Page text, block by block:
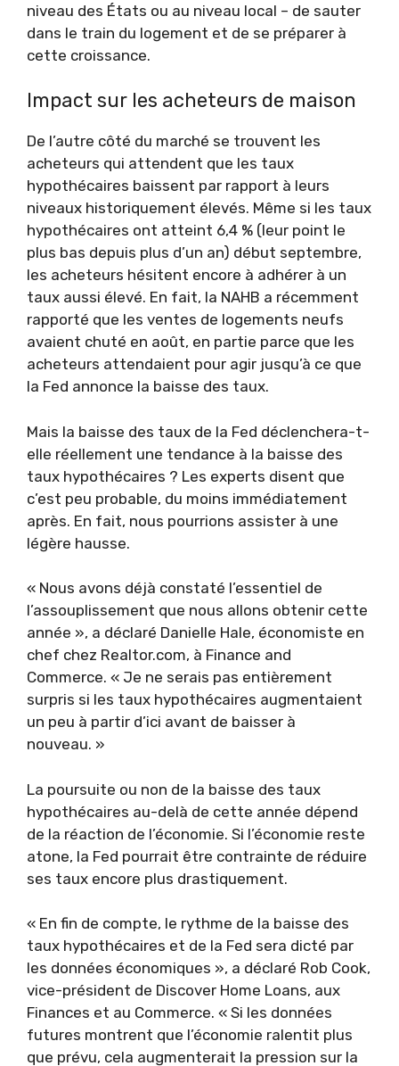
niveau des États ou au niveau local – de sauter
dans le train du logement et de se préparer à
cette croissance.
Impact sur les acheteurs de maison
De l’autre côté du marché se trouvent les
acheteurs qui attendent que les taux
hypothécaires baissent par rapport à leurs
niveaux historiquement élevés. Même si les taux
hypothécaires ont atteint 6,4 % (leur point le
plus bas depuis plus d’un an) début septembre,
les acheteurs hésitent encore à adhérer à un
taux aussi élevé. En fait, la NAHB a récemment
rapporté que les ventes de logements neufs
avaient chuté en août, en partie parce que les
acheteurs attendaient pour agir jusqu’à ce que
la Fed annonce la baisse des taux.
Mais la baisse des taux de la Fed déclenchera-t-
elle réellement une tendance à la baisse des
taux hypothécaires ? Les experts disent que
c’est peu probable, du moins immédiatement
après. En fait, nous pourrions assister à une
légère hausse.
« Nous avons déjà constaté l’essentiel de
l’assouplissement que nous allons obtenir cette
année », a déclaré Danielle Hale, économiste en
chef chez Realtor.com, à Finance and
Commerce. « Je ne serais pas entièrement
surpris si les taux hypothécaires augmentaient
un peu à partir d’ici avant de baisser à
nouveau. »
La poursuite ou non de la baisse des taux
hypothécaires au-delà de cette année dépend
de la réaction de l’économie. Si l’économie reste
atone, la Fed pourrait être contrainte de réduire
ses taux encore plus drastiquement.
« En fin de compte, le rythme de la baisse des
taux hypothécaires et de la Fed sera dicté par
les données économiques », a déclaré Rob Cook,
vice-président de Discover Home Loans, aux
Finances et au Commerce. « Si les données
futures montrent que l’économie ralentit plus
que prévu, cela augmenterait la pression sur la